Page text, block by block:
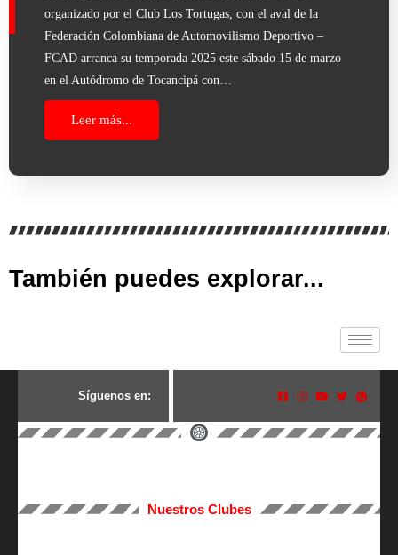
organizado por el Club Los Tortugas, con el aval de la
Federación Colombiana de Automovilismo Deportivo –
FCAD arranca su temporada 2025 este sábado 15 de marzo
en el Autódromo de Tocancipá con…
Leer más...
También puedes explorar...
Síguenos en:
Nuestros Clubes